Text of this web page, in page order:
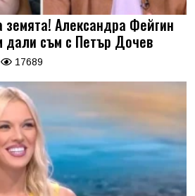
земята! Александра Фейгин
дали съм с Петър Дочев
17689